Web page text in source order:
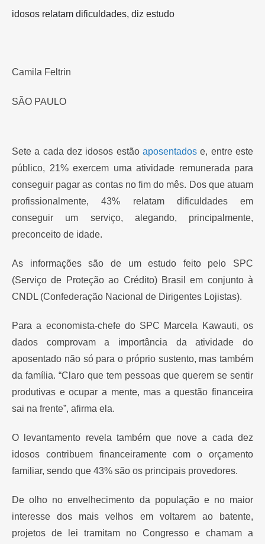
idosos relatam dificuldades, diz estudo
Camila Feltrin
SÃO PAULO
Sete a cada dez idosos estão aposentados e, entre este
público, 21% exercem uma atividade remunerada para
conseguir pagar as contas no fim do mês. Dos que atuam
profissionalmente, 43% relatam dificuldades em
conseguir um serviço, alegando, principalmente,
preconceito de idade.
As informações são de um estudo feito pelo SPC
(Serviço de Proteção ao Crédito) Brasil em conjunto à
CNDL (Confederação Nacional de Dirigentes Lojistas).
Para a economista-chefe do SPC Marcela Kawauti, os
dados comprovam a importância da atividade do
aposentado não só para o próprio sustento, mas também
da família. “Claro que tem pessoas que querem se sentir
produtivas e ocupar a mente, mas a questão financeira
sai na frente”, afirma ela.
O levantamento revela também que nove a cada dez
idosos contribuem financeiramente com o orçamento
familiar, sendo que 43% são os principais provedores.
De olho no envelhecimento da população e no maior
interesse dos mais velhos em voltarem ao batente,
projetos de lei tramitam no Congresso e chamam a